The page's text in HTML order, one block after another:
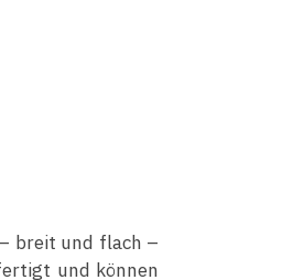
breit und flach –
und können